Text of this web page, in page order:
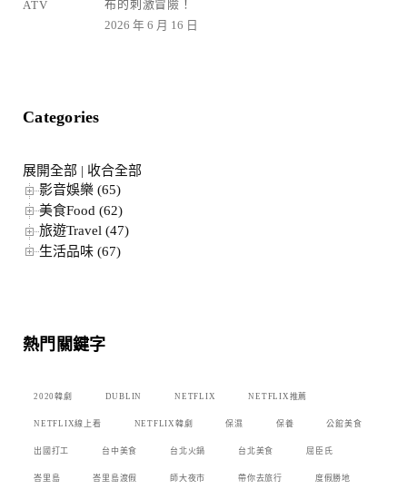
布的刺激冒險！
2026 年 6 月 16 日
Categories
展開全部 | 收合全部
影音娛樂 (65)
美食Food (62)
旅遊Travel (47)
生活品味 (67)
熱門關鍵字
2020韓劇 DUBLIN NETFLIX NETFLIX推薦
NETFLIX線上看 NETFLIX韓劇 保濕 保養 公館美食
出國打工 台中美食 台北火鍋 台北美食 屈臣氏
峇里島 峇里島渡假 師大夜市 帶你去旅行 度假勝地